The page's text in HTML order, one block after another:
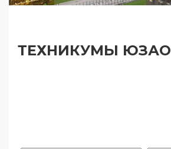
ТЕХНИКУМЫ ЮЗАО